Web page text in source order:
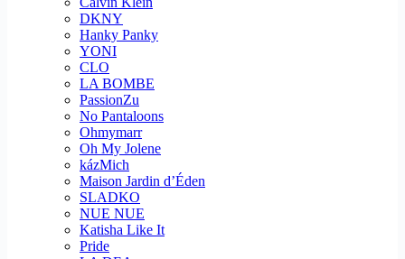
DKNY
Hanky Panky
YONI
CLO
LA BOMBE
PassionZu
No Pantaloons
Ohmymarr
Oh My Jolene
kázMich
Maison Jardin d’Éden
SLADKO
NUE NUE
Katisha Like It
Pride